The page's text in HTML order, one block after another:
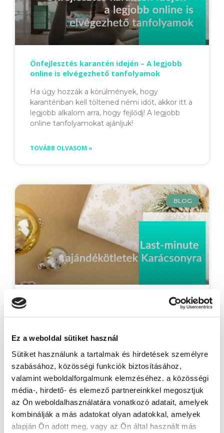
Ez a weboldal sütiket használ
Sütiket használunk a tartalmak és hirdetések személyre
szabásához, közösségi funkciók biztosításához,
valamint weboldalforgalmunk elemzéséhez. a közösségi
média-, hirdető- és elemező partnereinkkel megosztjuk
az Ön weboldalhasználatára vonatkozó adatait, amelyek
kombinálják a más adatokat olyan adatokkal, amelyek
alapján Ön adott meg, vagy az Ön által használt más
Önfejlesztés karantén idején – A legjobb
online is elvégezhető tanfolyamok
Ha úgy hozzák a körülmények, hogy
karanténban kell töltened némi időt, akkor itt a
legjobb alkalom arra, hogy fejlődj! A legjobb
online tanfolyamokat ajánljuk!
TOVÁBB OLVASOM »
BLOG
Last-minute ajándékötletek karácsonyra
utolsó pillanatban is megtalálni a tökéletes
ajándékot szeretteid számára! Nyakunkon a
Karácsony!
TOVÁBB OLVASOM »
« Előző 1 2 3 4 5 6 7 8 9 10
Következő